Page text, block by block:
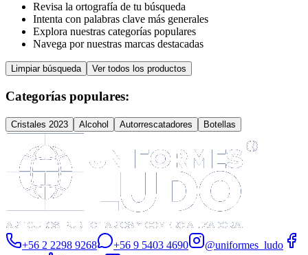
Revisa la ortografía de tu búsqueda
Intenta con palabras clave más generales
Explora nuestras categorías populares
Navega por nuestras marcas destacadas
Limpiar búsqueda Ver todos los productos
Categorías populares:
Cristales 2023 Alcohol Autorrescatadores Botellas
+56 2 2298 9268 +56 9 5403 4690
@uniformes_ludo